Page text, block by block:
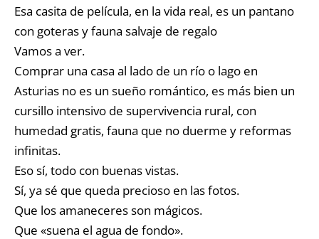
Esa casita de película, en la vida real, es un pantano
con goteras y fauna salvaje de regalo
Vamos a ver.
Comprar una casa al lado de un río o lago en
Asturias no es un sueño romántico, es más bien un
cursillo intensivo de supervivencia rural, con
humedad gratis, fauna que no duerme y reformas
infinitas.
Eso sí, todo con buenas vistas.
Sí, ya sé que queda precioso en las fotos.
Que los amaneceres son mágicos.
Que «suena el agua de fondo».